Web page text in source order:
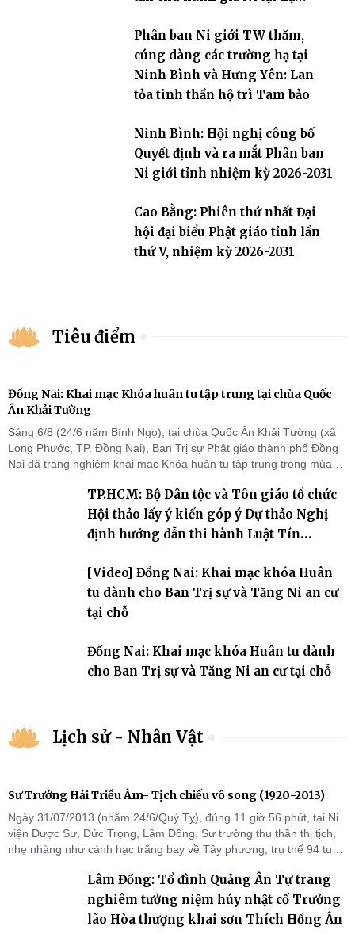
tỉnh
Phân ban Ni giới TW thăm,
cúng dàng các trường hạ tại
Ninh Bình và Hưng Yên: Lan
tỏa tinh thần hộ trì Tam bảo
Ninh Bình: Hội nghị công bố
Quyết định và ra mắt Phân ban
Ni giới tỉnh nhiệm kỳ 2026-2031
Cao Bằng: Phiên thứ nhất Đại
hội đại biểu Phật giáo tỉnh lần
thứ V, nhiệm kỳ 2026-2031
Tiêu điểm
Đồng Nai: Khai mạc Khóa huân tu tập trung tại chùa Quốc
Ân Khải Tường
Sáng 6/8 (24/6 năm Bính Ngọ), tại chùa Quốc Ân Khải Tường (xã
Long Phước, TP. Đồng Nai), Ban Trị sự Phật giáo thành phố Đồng
Nai đã trang nghiêm khai mạc Khóa huân tu tập trung trong mùa
chỗ khu vực VII, VIII và trường hạ chùa Quốc Ân Khải Tường.
TP.HCM: Bộ Dân tộc và Tôn giáo tổ chức
Hội thảo lấy ý kiến góp ý Dự thảo Nghị
định hướng dẫn thi hành Luật Tín
[Video] Đồng Nai: Khai mạc khóa Huân
tu dành cho Ban Trị sự và Tăng Ni an cư
tại chỗ
Đồng Nai: Khai mạc khóa Huân tu dành
cho Ban Trị sự và Tăng Ni an cư tại chỗ
Lịch sử - Nhân Vật
Sư Trưởng Hải Triều Âm- Tịch chiếu vô song (1920-2013)
Ngày 31/07/2013 (nhằm 24/6/Quý Tỵ), đúng 11 giờ 56 phút, tại Ni
viện Dược Sư, Đức Trọng, Lâm Đồng, Sư trưởng thu thần thị tịch,
nhẹ nhàng như cánh hạc trắng bay về Tây phương, trụ thế 94 tuổi
Lâm Đồng: Tổ đình Quảng Ân Tự trang
nghiêm tưởng niệm húy nhật cố Trưởng
lão Hòa thượng khai sơn Thích Hồng Ân